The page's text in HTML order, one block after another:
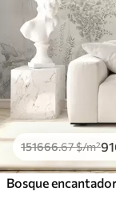
151666.67$/m²
Bosque encantador